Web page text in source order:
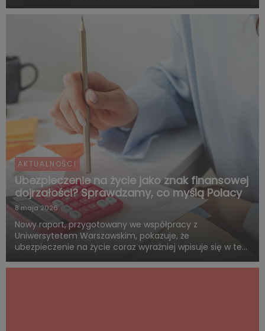
dojrzałości życiowej decydują przede wszystkim:
AKTUALNOŚCI
Ubezpieczenie na życie jako znak finansowej
dojrzałości? Sprawdzamy, co myślą Polacy
8 maja 2026
Nowy raport, przygotowany we współpracy z
Uniwersytetem Warszawskim, pokazuje, że
ubezpieczenie na życie coraz wyraźniej wpisuje się w ten
odpowiedzialność i rozsądne planowanie przyszłości.